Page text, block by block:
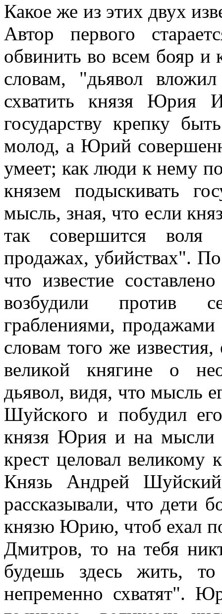
Какое же из этих двух
Автор первого
обвинить во всем бояр
словам, "дьявол
схватить князя Юрия
государству крепку
молод, а Юрий
умеет; как люди к нему
князем подыскивать
мысль, зная, что если
так совершится воля
продажах, убийствах".
что известие
возбудили против
граблениями,
словам того же
великой княгине о
дьявол, видя, что мысль
Шуйского и побудил
князя Юрия и на мысли
крест целовал великому
Князь Андрей
рассказывали, что дети
князю Юрию, чтоб ехал
Дмитров, то на тебя
будешь здесь жить,
непременно схватят".